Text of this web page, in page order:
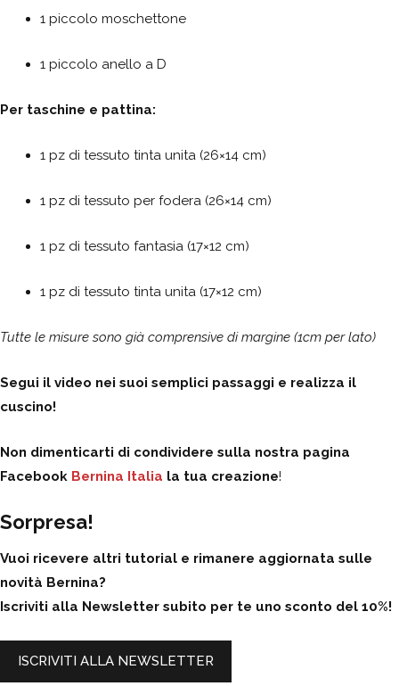
1 piccolo moschettone
1 piccolo anello a D
Per taschine e pattina:
1 pz di tessuto tinta unita (26×14 cm)
1 pz di tessuto per fodera (26×14 cm)
1 pz di tessuto fantasia (17×12 cm)
1 pz di tessuto tinta unita (17×12 cm)
Tutte le misure sono già comprensive di margine (1cm per lato)
Segui il video nei suoi semplici passaggi e realizza il
cuscino!
Non dimenticarti di condividere sulla nostra pagina
Facebook Bernina Italia la tua creazione!
Sorpresa!
Vuoi ricevere altri tutorial e rimanere aggiornata sulle
novità Bernina?
Iscriviti alla Newsletter subito per te uno sconto del 10%!
ISCRIVITI ALLA NEWSLETTER